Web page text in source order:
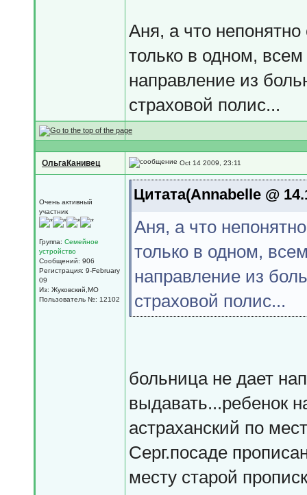
Аня, а что
только в одном,
направление из
страховой полис...
ОльгаКанивец Oct 14 2009, 23:11
Очень активный
участник
Группа: Семейное
устройство
Сообщений: 906
Регистрация: 9-February
09
Из: Жуковский,МО
Пользователь №: 12102
Цитата(Annabelle @
Аня, а что
только в одном,
направление из
страховой полис...
больница не дает
выдавать...ребенок
астраханский по
Серг.посаде
месту старой